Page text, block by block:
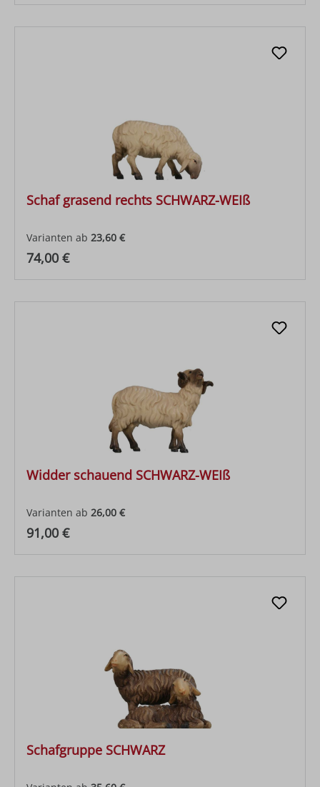
Schaf grasend rechts SCHWARZ-WEIß
Varianten ab 23,60 €
Regulärer Preis:
74,00 €
Widder schauend SCHWARZ-WEIß
Varianten ab 26,00 €
Regulärer Preis:
91,00 €
Schafgruppe SCHWARZ